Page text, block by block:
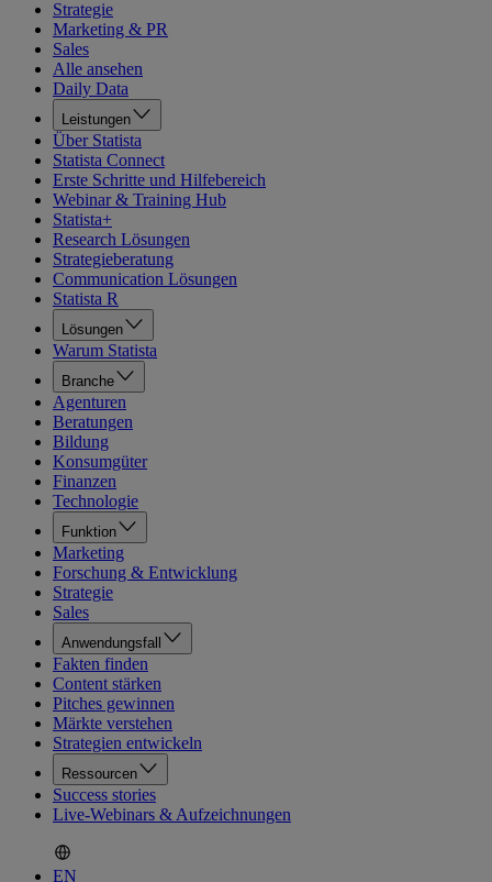
Strategie
Marketing & PR
Sales
Alle ansehen
Daily Data
Leistungen
Über Statista
Statista Connect
Erste Schritte und Hilfebereich
Webinar & Training Hub
Statista+
Research Lösungen
Strategieberatung
Communication Lösungen
Statista R
Lösungen
Warum Statista
Branche
Agenturen
Beratungen
Bildung
Konsumgüter
Finanzen
Technologie
Funktion
Marketing
Forschung & Entwicklung
Strategie
Sales
Anwendungsfall
Fakten finden
Content stärken
Pitches gewinnen
Märkte verstehen
Strategien entwickeln
Ressourcen
Success stories
Live-Webinars & Aufzeichnungen
EN